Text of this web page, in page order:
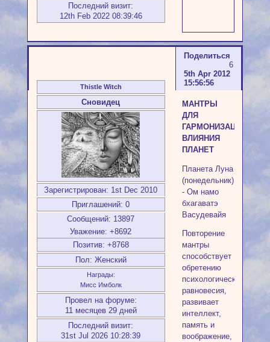
Последний визит:
12th Feb 2022 08:39:46
Поделиться
6
5th Apr 2012
15:56:56
Thistle Witch
Сновидец
Зарегистрирован: 1st Dec 2010
Приглашений: 0
Сообщений: 13897
Уважение: +8692
Позитив: +8768
Пол: Женский
Награды:
Мисс Имболк
Провел на форуме:
11 месяцев 29 дней
Последний визит:
31st Jul 2026 10:28:39
МАНТРЫ
ДЛЯ
ГАРМОНИЗАЦИИ
ВЛИЯНИЯ
ПЛАНЕТ
Планета Луна
(понедельник)
- Ом намо
бхагаватэ
Васудевайя
Повторение
мантры
способствует
обретению
психологического
равновесия,
развивает
интеллект,
память и
воображение,